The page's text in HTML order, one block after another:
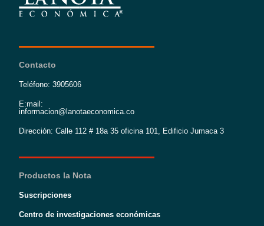
Contacto
Teléfono: 3905606
E:mail:
informacion@lanotaeconomica.co
Dirección: Calle 112 # 18a 35 oficina 101, Edificio Jumaca 3
Productos la Nota
Suscripciones
Centro de investigaciones económicas